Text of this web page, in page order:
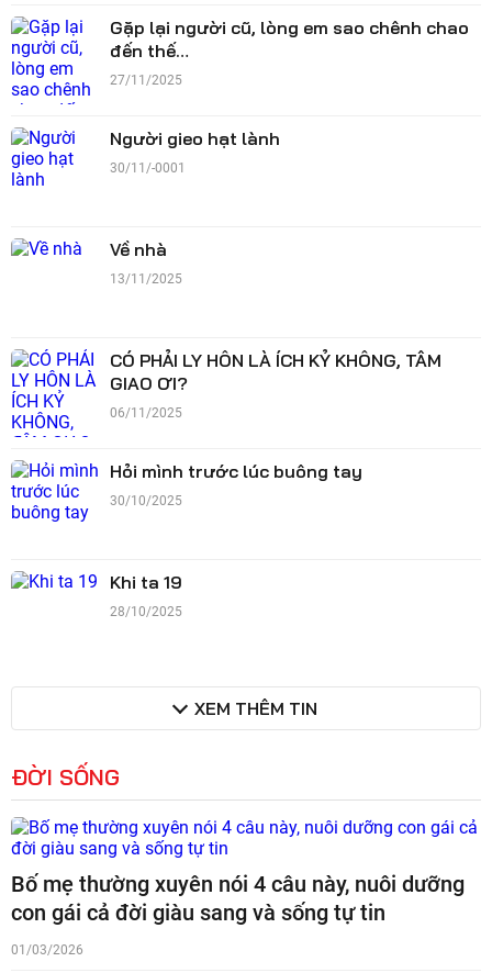
Gặp lại người cũ, lòng em sao chênh chao
đến thế…
27/11/2025
Người gieo hạt lành
30/11/-0001
Về nhà
13/11/2025
CÓ PHẢI LY HÔN LÀ ÍCH KỶ KHÔNG, TÂM
GIAO ƠI?
06/11/2025
Hỏi mình trước lúc buông tay
30/10/2025
Khi ta 19
28/10/2025
XEM THÊM TIN
ĐỜI SỐNG
Bố mẹ thường xuyên nói 4 câu này, nuôi dưỡng
con gái cả đời giàu sang và sống tự tin
01/03/2026